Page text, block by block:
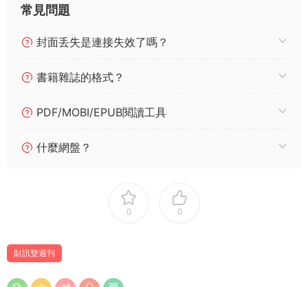
常見問題
封面丢失是連接失效了嗎？
書籍雜誌的格式？
PDF/MOBI/EPUB閱讀工具
什麼網盤？
0 0
財訊雙週刊